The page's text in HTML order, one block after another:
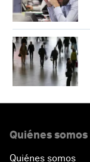
Quiénes somos
Quiénes somos